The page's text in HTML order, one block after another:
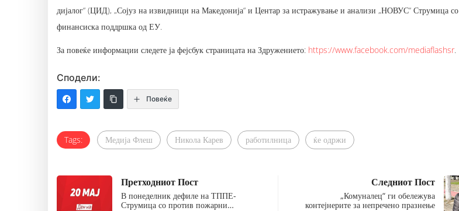
дијалог“ (ЦИД), „Сојуз на извидници на Македонија“ и Центар за истражување и анализи „НОВУС“ Струмица со
финансиска поддршка од ЕУ.
За повеќе информации следете ја фејсбук страницата на Здружението: https://www.facebook.com/mediaflashsr.
Сподели:
Повеќе
Tags: Медија Флеш Никола Карев работилница ќе одржи
Претходниот Пост
В понеделник дефиле на ТППЕ-
Струмица со против пожарни…
Следниот Пост
„Комуналец“ ги обележува
контејнерите за непречено празнење